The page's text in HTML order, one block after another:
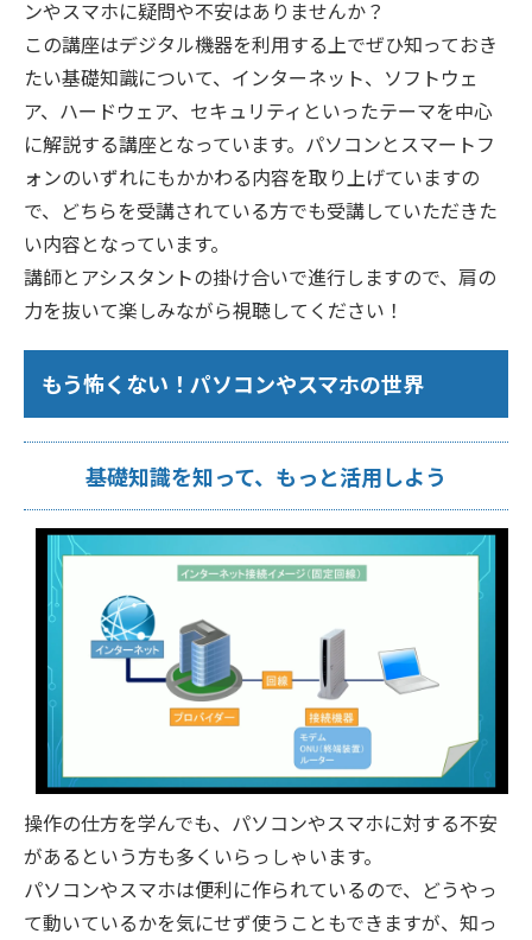
ンやスマホに疑問や不安はありませんか？
この講座はデジタル機器を利用する上でぜひ知っておき
たい基礎知識について、インターネット、ソフトウェ
ア、ハードウェア、セキュリティといったテーマを中心
に解説する講座となっています。パソコンとスマートフ
ォンのいずれにもかかわる内容を取り上げていますの
で、どちらを受講されている方でも受講していただきた
い内容となっています。
講師とアシスタントの掛け合いで進行しますので、肩の
力を抜いて楽しみながら視聴してください！
もう怖くない！パソコンやスマホの世界
基礎知識を知って、もっと活用しよう
操作の仕方を学んでも、パソコンやスマホに対する不安
があるという方も多くいらっしゃいます。
パソコンやスマホは便利に作られているので、どうやっ
て動いているかを気にせず使うこともできますが、知っ